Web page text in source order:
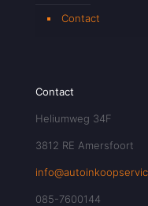
Contact
Contact
Heliumweg 34F
3812 RE Amersfoort
085-7600144